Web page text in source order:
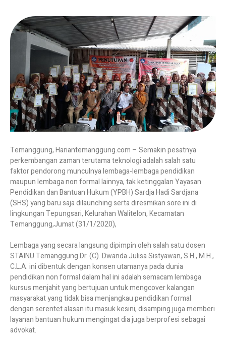
Temanggung, Hariantemanggung.com – Semakin pesatnya
perkembangan zaman terutama teknologi adalah salah satu
faktor pendorong munculnya lembaga-lembaga pendidikan
maupun lembaga non formal lainnya, tak ketinggalan Yayasan
Pendidikan dan Bantuan Hukum (YPBH) Sardja Hadi Sardjana
(SHS) yang baru saja dilaunching serta diresmikan sore ini di
lingkungan Tepungsari, Kelurahan Walitelon, Kecamatan
Temanggung,Jumat (31/1/2020),
Lembaga yang secara langsung dipimpin oleh salah satu dosen
STAINU Temanggung Dr. (C). Dwanda Julisa Sistyawan, S.H., M.H.,
C.L.A. ini dibentuk dengan konsen utamanya pada dunia
pendidikan non formal dalam hal ini adalah semacam lembaga
kursus menjahit yang bertujuan untuk mengcover kalangan
masyarakat yang tidak bisa menjangkau pendidikan formal
dengan serentet alasan itu masuk kesini, disamping juga memberi
layanan bantuan hukum mengingat dia juga berprofesi sebagai
advokat.